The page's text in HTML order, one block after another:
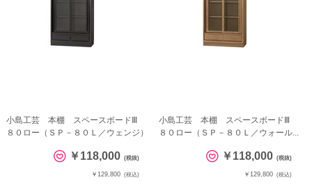
小島工芸 本棚 スペースボードⅢ
８０ロー（ＳＰ－８０Ｌ／ウェンジ）
￥118,000 (税抜)
￥129,800 (税込)
小島工芸 本棚 スペースボードⅢ
８０ロー（ＳＰ－８０Ｌ／ウォール...
￥118,000 (税抜)
￥129,800 (税込)